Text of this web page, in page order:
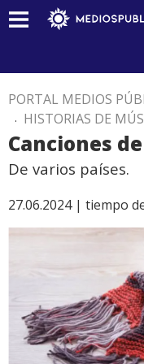
PORTAL MEDIOS
. HISTORIAS DE
Canciones
De varios países.
27.06.2024 | tiempo